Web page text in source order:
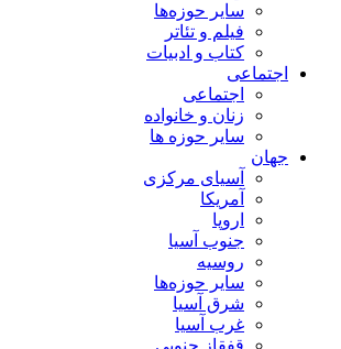
سایر حوزه‌ها
فیلم و تئاتر
کتاب و ادبیات
اجتماعی
اجتماعی
زنان و خانواده
سایر حوزه ها
جهان
آسیای مرکزی
آمریکا
اروپا
جنوب آسیا
روسیه
سایر حوزه‌ها
شرق آسیا
غرب آسیا
قفقاز جنوبی